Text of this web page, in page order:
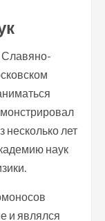
Славяно-
несколько лет
наук
и являлся